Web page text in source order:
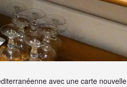
avec une carte nouvelle